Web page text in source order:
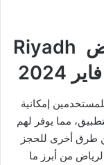
تحميل تطبيق موسم الرياض Riyadh
إمكانية
مما يوفر لهم
طرق أخرى للحجز
من أبرز ما